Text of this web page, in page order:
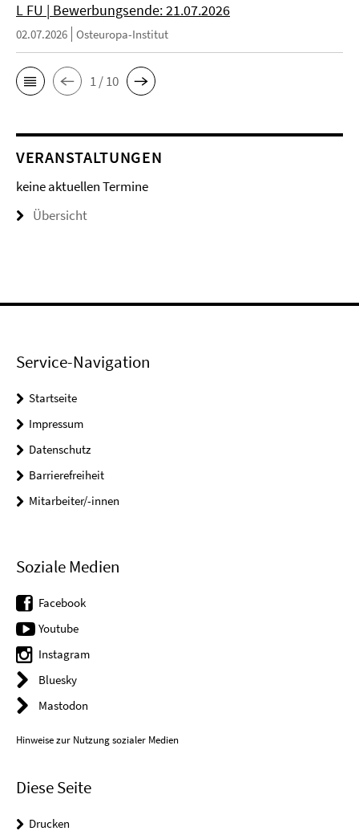
L FU | Bewerbungsende: 21.07.2026
02.07.2026 Osteuropa-Institut
1 / 10
VERANSTALTUNGEN
keine aktuellen Termine
Übersicht
Service-Navigation
Startseite
Impressum
Datenschutz
Barrierefreiheit
Mitarbeiter/-innen
Soziale Medien
Facebook
Youtube
Instagram
Bluesky
Mastodon
Hinweise zur Nutzung sozialer Medien
Diese Seite
Drucken